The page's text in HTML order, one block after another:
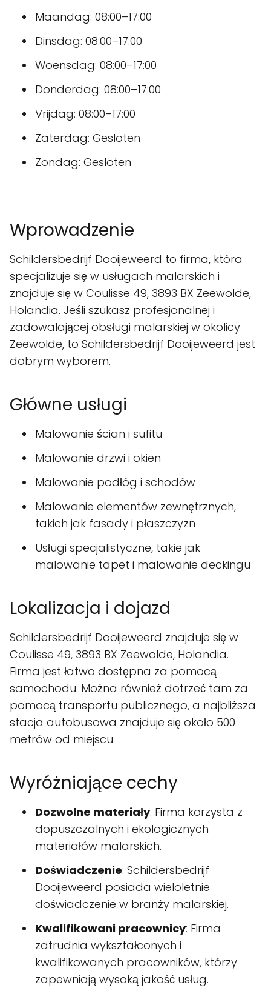
Maandag: 08:00–17:00
Dinsdag: 08:00–17:00
Woensdag: 08:00–17:00
Donderdag: 08:00–17:00
Vrijdag: 08:00–17:00
Zaterdag: Gesloten
Zondag: Gesloten
Wprowadzenie
Schildersbedrijf Dooijeweerd to firma, która
specjalizuje się w usługach malarskich i
znajduje się w Coulisse 49, 3893 BX Zeewolde,
Holandia. Jeśli szukasz profesjonalnej i
zadowalającej obsługi malarskiej w okolicy
Zeewolde, to Schildersbedrijf Dooijeweerd jest
dobrym wyborem.
Główne usługi
Malowanie ścian i sufitu
Malowanie drzwi i okien
Malowanie podłóg i schodów
Malowanie elementów zewnętrznych,
takich jak fasady i płaszczyzn
Usługi specjalistyczne, takie jak
malowanie tapet i malowanie deckingu
Lokalizacja i dojazd
Schildersbedrijf Dooijeweerd znajduje się w
Coulisse 49, 3893 BX Zeewolde, Holandia.
Firma jest łatwo dostępna za pomocą
samochodu. Można również dotrzeć tam za
pomocą transportu publicznego, a najbliższa
stacja autobusowa znajduje się około 500
metrów od miejscu.
Wyróżniające cechy
Dozwolne materiały: Firma korzysta z
dopuszczalnych i ekologicznych
materiałów malarskich.
Doświadczenie: Schildersbedrijf
Dooijeweerd posiada wieloletnie
doświadczenie w branży malarskiej.
Kwalifikowani pracownicy: Firma
zatrudnia wykształconych i
kwalifikowanych pracowników, którzy
zapewniają wysoką jakość usług.